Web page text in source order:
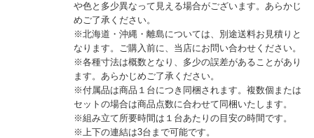
や色と多少異なって見える場合がございます。あらかじ
めご了承ください。
※北海道・沖縄・離島については、別途送料お見積りと
なります。ご購入前に、当店にお問い合わせください。
※各種寸法は概数となり、多少の誤差があることがあり
ます。あらかじめご了承ください。
※付属品は商品１台につき同梱されます。複数個または
セットの場合は商品点数に合わせて同梱いたします。
※組み立て所要時間は１台あたりの目安の時間です。
※上下の連結は3台まで可能です。